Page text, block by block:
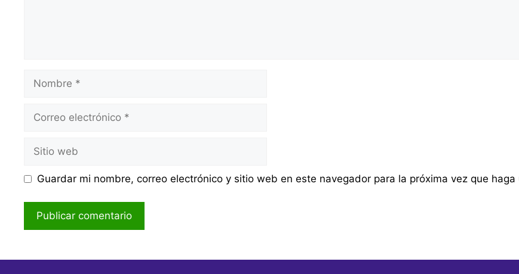
Nombre
Correo
Sitio
web
Guardar mi nombre, correo electrónico y sitio web en este navegador para la próxima vez que haga